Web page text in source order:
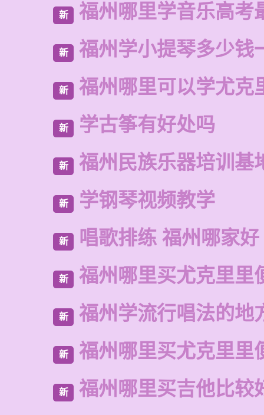
新 福州哪里学音乐高考
新 福州学小提琴多少钱
新 福州哪里可以学尤克
新 学古筝有好处吗
新 福州民族乐器培训基
新 学钢琴视频教学
新 唱歌排练 福州哪家好
新 福州哪里买尤克里里
新 福州学流行唱法的地
新 福州哪里买尤克里里
新 福州哪里买吉他比较